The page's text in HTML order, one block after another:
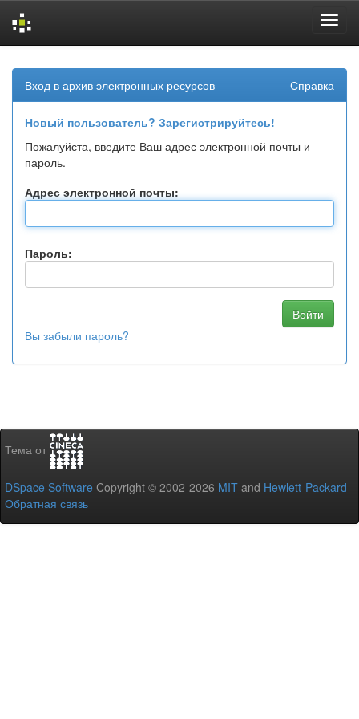
navigation
Вход в архив электронных ресурсов Справка
Новый пользователь? Зарегистрируйтесь!
Пожалуйста, введите Ваш адрес электронной почты и
пароль.
Адрес электронной почты:
Пароль:
Вы забыли пароль?
Тема от
DSpace Software Copyright © 2002-2026 MIT and Hewlett-Packard -
Обратная связь